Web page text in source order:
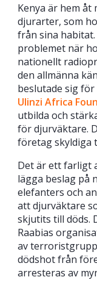
Kenya är hem
djurarter, som
från sina
problemet när
nationellt
den allmänna
beslutade sig
Ulinzi Africa
utbilda och
för djurväktare.
företag skyldiga
Det är ett farligt
lägga beslag på
elefanters och
att djurväktare
skjutits till döds.
Raabias
av
dödshot från
arresteras av